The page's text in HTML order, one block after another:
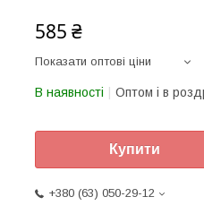
585 ₴
Показати оптові ціни
В наявності Оптом і в
Купити
+380 (63) 050-29-12